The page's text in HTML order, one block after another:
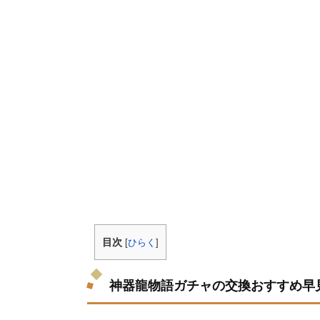
目次 [ひらく ]
神器龍物語ガチャの交換おすすめ早